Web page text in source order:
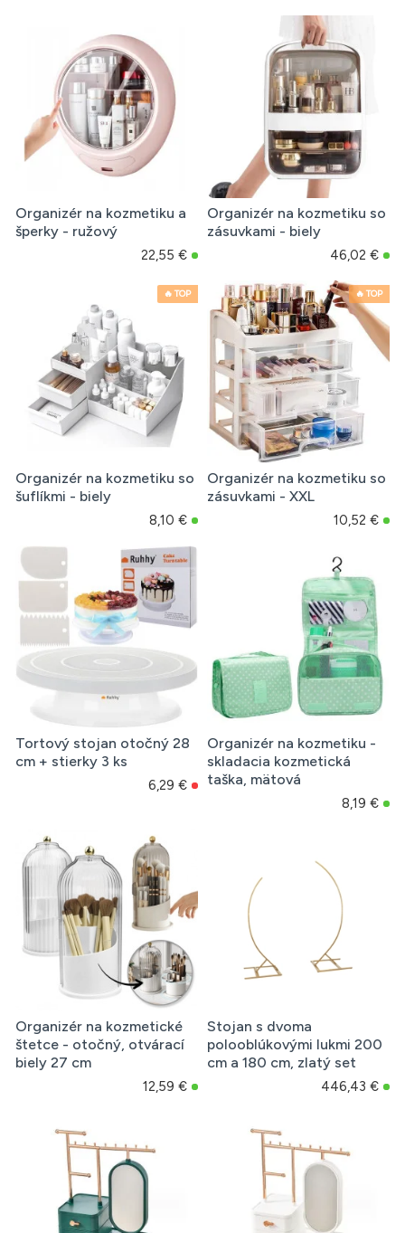
Organizér na kozmetiku a
šperky - ružový
22,55 €
Organizér na kozmetiku so
zásuvkami - biely
46,02 €
🔥 TOP
Organizér na kozmetiku so
šuflíkmi - biely
8,10 €
🔥 TOP
Organizér na kozmetiku so
zásuvkami - XXL
10,52 €
Tortový stojan otočný 28
cm + stierky 3 ks
6,29 €
Organizér na kozmetiku -
skladacia kozmetická
taška, mätová
8,19 €
Organizér na kozmetické
štetce - otočný, otvárací
biely 27 cm
12,59 €
Stojan s dvoma
polooblúkovými lukmi 200
cm a 180 cm, zlatý set
446,43 €